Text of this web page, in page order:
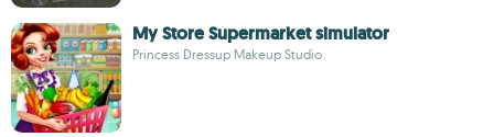
My Store Supermarket simulator
Princess Dressup Makeup Studio